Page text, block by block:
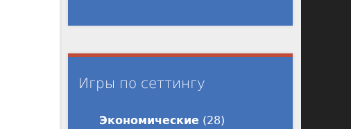
Игры по сеттингу
Экономические (28)